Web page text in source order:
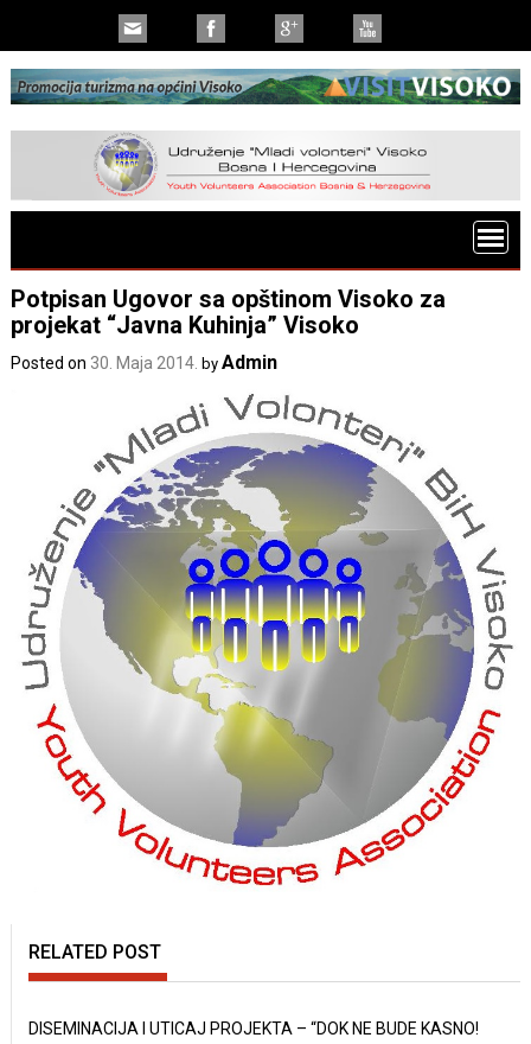
Potpisan Ugovor sa opštinom Visoko za
projekat “Javna Kuhinja” Visoko
Posted on 30. Maja 2014. byAdmin
RELATED POST
DISEMINACIJA I UTICAJ PROJEKTA – “DOK NE BUDE KASNO!